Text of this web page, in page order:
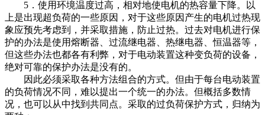
5．使用环境温度过高，相对地使电机的热容量下降。以
上是出现超负荷的一些原因，对于这些原因产生的电机过热现
象应预先考虑到，并采取措施，防止过热。过去对电机进行保
护的办法是使用熔断器、过流继电器、热继电器、恒温器等，
但这些办法也都各有利弊，对于电动装置这种变负荷的设备，
绝对可靠的保护办法是没有的。
因此必须采取各种方法组合的方式。但由于每台电动装置
的负荷情况不同，难以提出一个统一的办法。但概括多数情
况，也可以从中找到共同点。采取的过负荷保护方式，归纳为